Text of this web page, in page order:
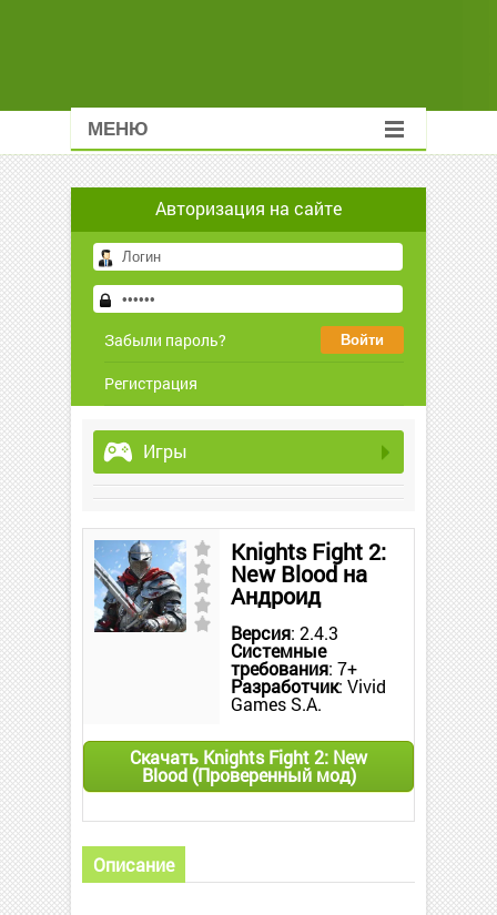
МЕНЮ
Авторизация на сайте
Забыли пароль?
Регистрация
Игры
Knights Fight 2:
New Blood на
Андроид
Версия: 2.4.3
Системные
требования: 7+
Разработчик: Vivid
Games S.A.
Скачать Knights Fight 2: New
Blood (Проверенный мод)
Описание